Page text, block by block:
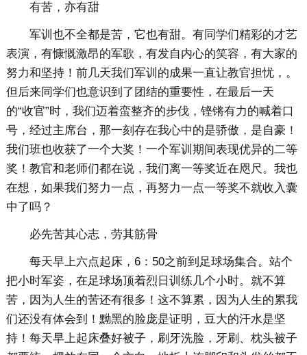
有苦，亦有甜
军训也不全都是苦，它也有甜。有同学们精彩的才艺
表演，有慷慨激昂的军歌，有发自内心的笑容，有大家的
努力和坚持！前几天我们军训的成果一直让教官担忧，。
但后来同学们也意识到了团结的重要性，在最后一天
的“收官”时，我们迈着蛮整齐的步伐，铿锵有力的喊着口
号，经过主席台，那一刻存在我心中的是骄傲，是自豪！
我们班也收获了一个大奖！一个军训期间表现优异的二等
奖！教官和老师们都在说，我们离一等奖近在咫尺。我也
在想，如果我们努力一点，再努力一点一等奖不就收入囊
中了吗？
必先苦其心志，劳其筋骨
每天早上六点起床，6：50之前到足球场集合。站个
把小时军姿，在足球场顶着烈日训练几个小时。就不算
苦，因为人生的苦还有很多！这不算累，因为人生的累我
们还没有体会到！黝黑的脸庞是证明，豆大的汗水是坚
持！每天早上起床叠好被子，刷牙洗脸，牙刷、枕头被子